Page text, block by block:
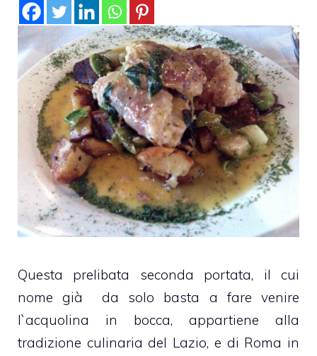
Questa prelibata seconda portata, il cui
nome già da solo basta a fare venire
l`acquolina in bocca, appartiene alla
tradizione culinaria del Lazio, e di Roma in